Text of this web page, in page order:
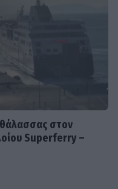
θάλασσας στον
Superferry –